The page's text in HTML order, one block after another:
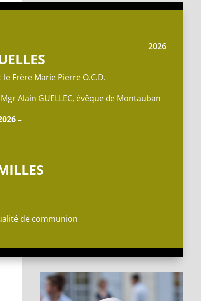
2026
le Frère Marie Pierre O.C.D.
Alain GUELLEC, évêque de Montauban
–
de communion